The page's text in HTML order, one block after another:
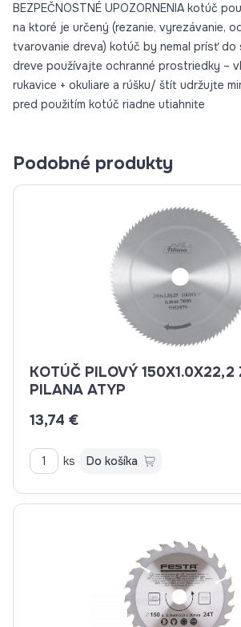
BEZPEČNOSTNÉ UPOZORNENIA kotúč
na ktoré je určený (rezanie, vyrezávanie,
tvarovanie dreva) kotúč by nemal prísť do
dreve používajte ochranné prostriedky –
rukavice + okuliare a rúšku/ štít udržujte
pred použitím kotúč riadne utiahnite
Podobné produkty
KOTÚČ PILOVÝ 150X1.0X22,2
PILANA ATYP
13,74 €
ks Do košíka